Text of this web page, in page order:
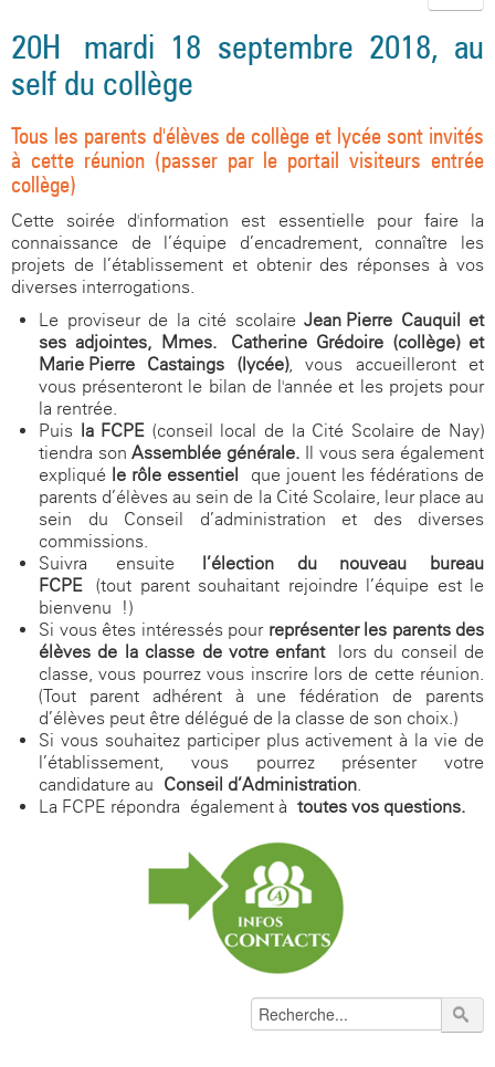
Galerie photos
Inscriptions
La classe montagne
Blog de l'UNSS
Espace santé
Citoyenneté
CESC
Blog médiation par les pairs
Sécurité
Orientation et examens
Examens / Résultats
Visite virtuelle du collège
Galerie photos
Aides financières
Le cycle terminal
Option EPS
Option Langues et Cultures de l'Antiquité
Option Sciences et Laboratoire
Option Management Gestion
Règlement intérieur
Association sportive
Actions culturelles
Espace santé
Assistante sociale
Citoyenneté
CESC
Blog citoyen
Sécurité
Orientation et examens
Orientation & APB
Examens / Résultats
Documents utiles
Anciens élèves
Informations
Photos de classes
Galerie photos
Politique de confidentialité
20H mardi 18 septembre 2018, au
self du collège
Tous les parents d'élèves de collège et lycée sont invités
à cette réunion (passer par le portail visiteurs entrée
collège)
Cette soirée d'information est essentielle pour faire la
connaissance de l’équipe d’encadrement, connaître les
projets de l’établissement et obtenir des réponses à vos
diverses interrogations.
Le proviseur de la cité scolaire Jean-Pierre Cauquil et
ses adjointes, Mmes. Catherine Grédoire (collège) et
Marie-Pierre Castaings (lycée), vous accueilleront et
vous présenteront le bilan de l'année et les projets pour
la rentrée.
Puis la FCPE (conseil local de la Cité Scolaire de Nay)
tiendra sonAssemblée générale. Il vous sera également
expliqué le rôle essentiel que jouent les fédérations de
parents d’élèves au sein de la Cité Scolaire, leur place au
sein du Conseil d’administration et des diverses
commissions.
Suivra ensuite l’élection du nouveau bureau
FCPE(tout parent souhaitant rejoindre l’équipe est le
bienvenu !)
Si vous êtes intéressés pour représenter les parents des
élèves de la classe de votre enfant lors du conseil de
classe, vous pourrez vous inscrire lors de cette réunion.
(Tout parent adhérent à une fédération de parents
d’élèves peut être délégué de la classe de son choix.)
Si vous souhaitez participer plus activement à la vie de
l’établissement, vous pourrez présenter votre
candidature au Conseil d’Administration.
La FCPE répondra également à toutes vos questions.